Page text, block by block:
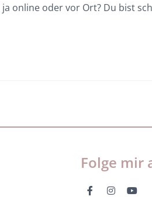
online oder vor Ort? Du bist
Folge mir